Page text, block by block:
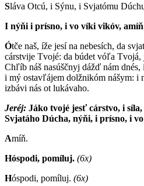
Sláva Otcú, i Sýnu, i Svjatómu
I nýňi i prísno, i vo víki vikóv,
Ótče naš, íže jesí na nebesích, da
cárstvije Tvojé: da búdet vóľa Tvojá,
Chľíb náš nasúščnyj dážď nám
i mý ostavľájem dolžnikóm nášym: i
izbávi nás ot lukávaho.
Jeréj: Jáko tvojé jesť cárstvo, i
Svjatáho Dúcha, nýňi, i prísno, i
Amíň.
Hóspodi, pomíluj. (6x)
Hóspodi, pomíluj. (6x)